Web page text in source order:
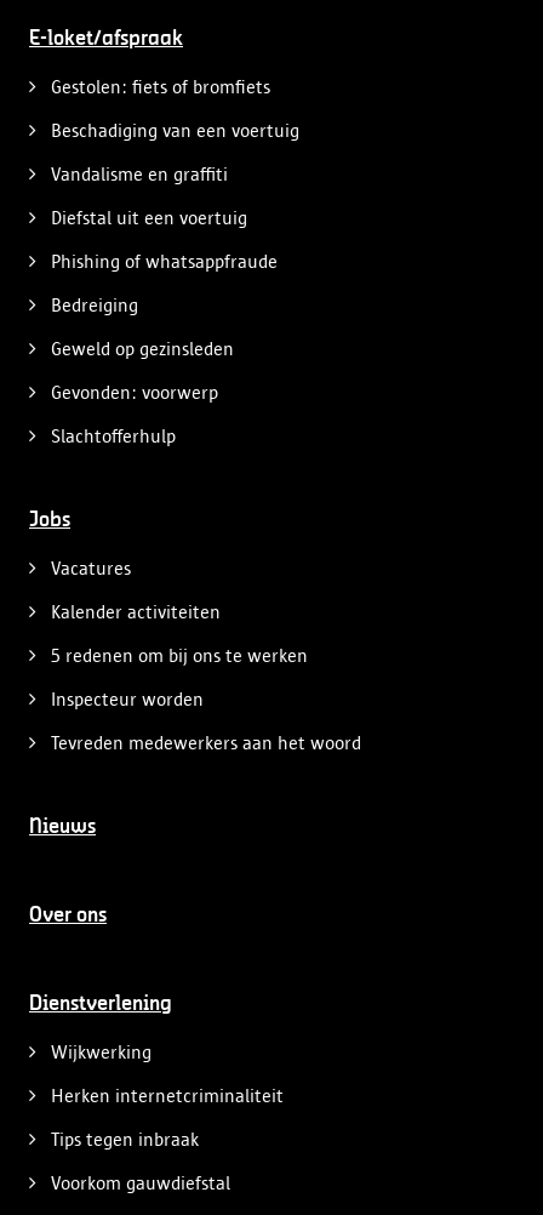
E-loket/afspraak
Gestolen: fiets of bromfiets
Beschadiging van een voertuig
Vandalisme en graffiti
Diefstal uit een voertuig
Phishing of whatsappfraude
Bedreiging
Geweld op gezinsleden
Gevonden: voorwerp
Slachtofferhulp
Jobs
Vacatures
Kalender activiteiten
5 redenen om bij ons te werken
Inspecteur worden
Tevreden medewerkers aan het woord
Nieuws
Over ons
Dienstverlening
Wijkwerking
Herken internetcriminaliteit
Tips tegen inbraak
Voorkom gauwdiefstal